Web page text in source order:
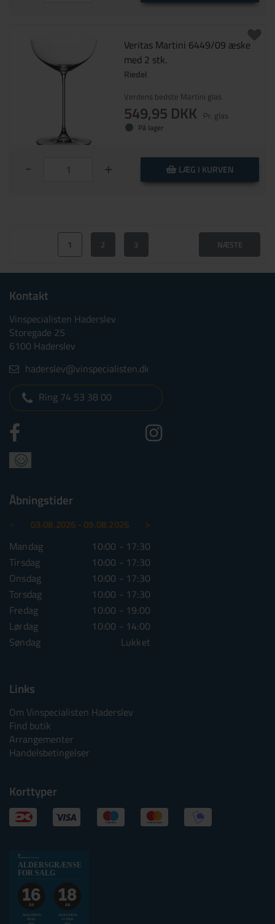
Veritas Martini 6449/09 æske
med 2 stk.
Riedel
Verdens bedste Martini glas
549,95 DKK Pr. glas
På lager
- + LÆG I KURVEN
1 2 3 NÆSTE
Kontakt
Vinspecialisten Haderslev
Storegade 25
6100 Haderslev
haderslev@vinspecialisten.dk
Ring 74 53 38 00
Åbningstider
>
03.08.2026 - 09.08.2026
Mandag
10:00 - 17:30
Tirsdag
10:00 - 17:30
Onsdag
10:00 - 17:30
Torsdag
10:00 - 17:30
Fredag
10:00 - 19:00
Lørdag
10:00 - 14:00
Søndag
Lukket
Links
Om Vinspecialisten Haderslev
Find butik
Arrangementer
Handelsbetingelser
Korttyper
ALKOHOL
MAX
ALKOHOL
OVER
ALDERSGRÆNSE
FOR SALG